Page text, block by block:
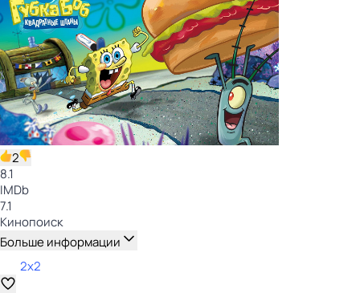
2
8.1
IMDb
7.1
Кинопоиск
Больше информации
2x2